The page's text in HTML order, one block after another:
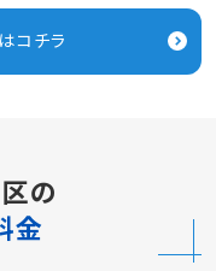
コチラ
の
金